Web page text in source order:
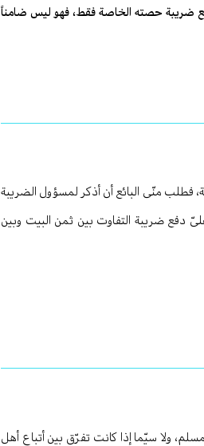
ضریبة حصته الخاصة فقط، فهو لیس ضامناً
فطلب منّی البائع أن أذکر لمسؤول الضریبة
دفع ضریبة التفاوت بین ثمن البیت وبین
ولا سیّما إذا کانت تفرّق بین أتباع أهل